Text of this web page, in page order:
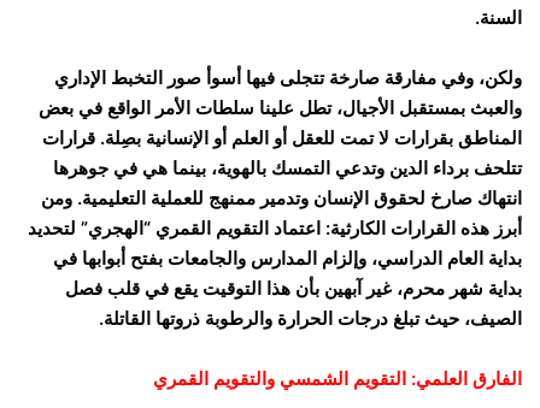
السنة.
ولكن، وفي مفارقة صارخة تتجلى فيها أسوأ صور التخبط الإداري
والعبث بمستقبل الأجيال، تطل علينا سلطات الأمر الواقع في بعض
المناطق بقرارات لا تمت للعقل أو العلم أو الإنسانية بصِلة. قرارات
تتلحف برداء الدين وتدعي التمسك بالهوية، بينما هي في جوهرها
انتهاك صارخ لحقوق الإنسان وتدمير ممنهج للعملية التعليمية. ومن
أبرز هذه القرارات الكارثية: اعتماد التقويم القمري “الهجري” لتحديد
بداية العام الدراسي، وإلزام المدارس والجامعات بفتح أبوابها في
بداية شهر محرم، غير آبهين بأن هذا التوقيت يقع في قلب فصل
الصيف، حيث تبلغ درجات الحرارة والرطوبة ذروتها القاتلة.
الفارق العلمي: التقويم الشمسي والتقويم القمري